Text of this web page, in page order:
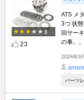
3
23
ATS メ
3つ 状
回サー
の事。
2024年9
amsm
パーツ